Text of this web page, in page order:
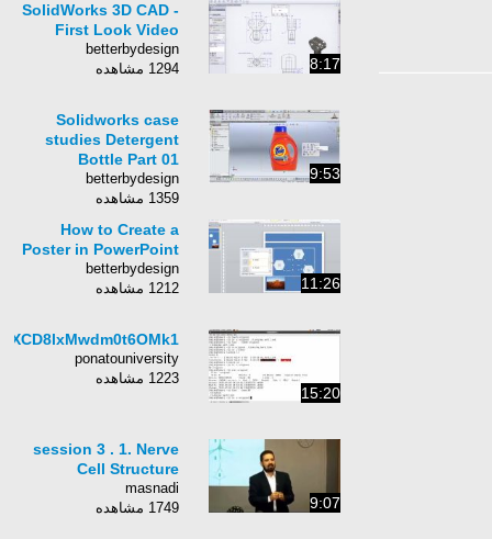
8:17
SolidWorks 3D CAD -
First Look Video
betterbydesign
1294 مشاهده
9:53
Solidworks case
studies Detergent
Bottle Part 01
betterbydesign
1359 مشاهده
11:26
How to Create a
Poster in PowerPoint
betterbydesign
1212 مشاهده
15:20
ponatouniversity
1223 مشاهده
9:07
session 3 . 1. Nerve
Cell Structure
masnadi
1749 مشاهده